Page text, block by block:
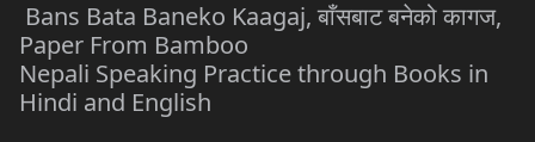
Bans Bata Baneko Kaagaj, बाँसबाट बनेको कागज,
Paper From Bamboo
Nepali Speaking Practice through Books in
Hindi and English